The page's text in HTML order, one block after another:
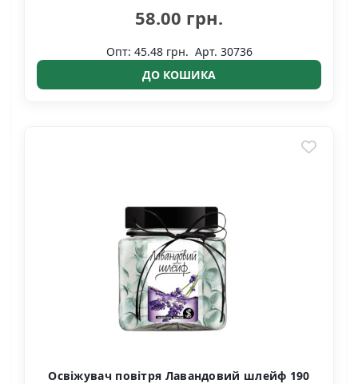
58.00 грн.
Опт: 45.48 грн. Арт. 30736
ДО КОШИКА
Освіжувач повітря Лавандовий шлейф 190